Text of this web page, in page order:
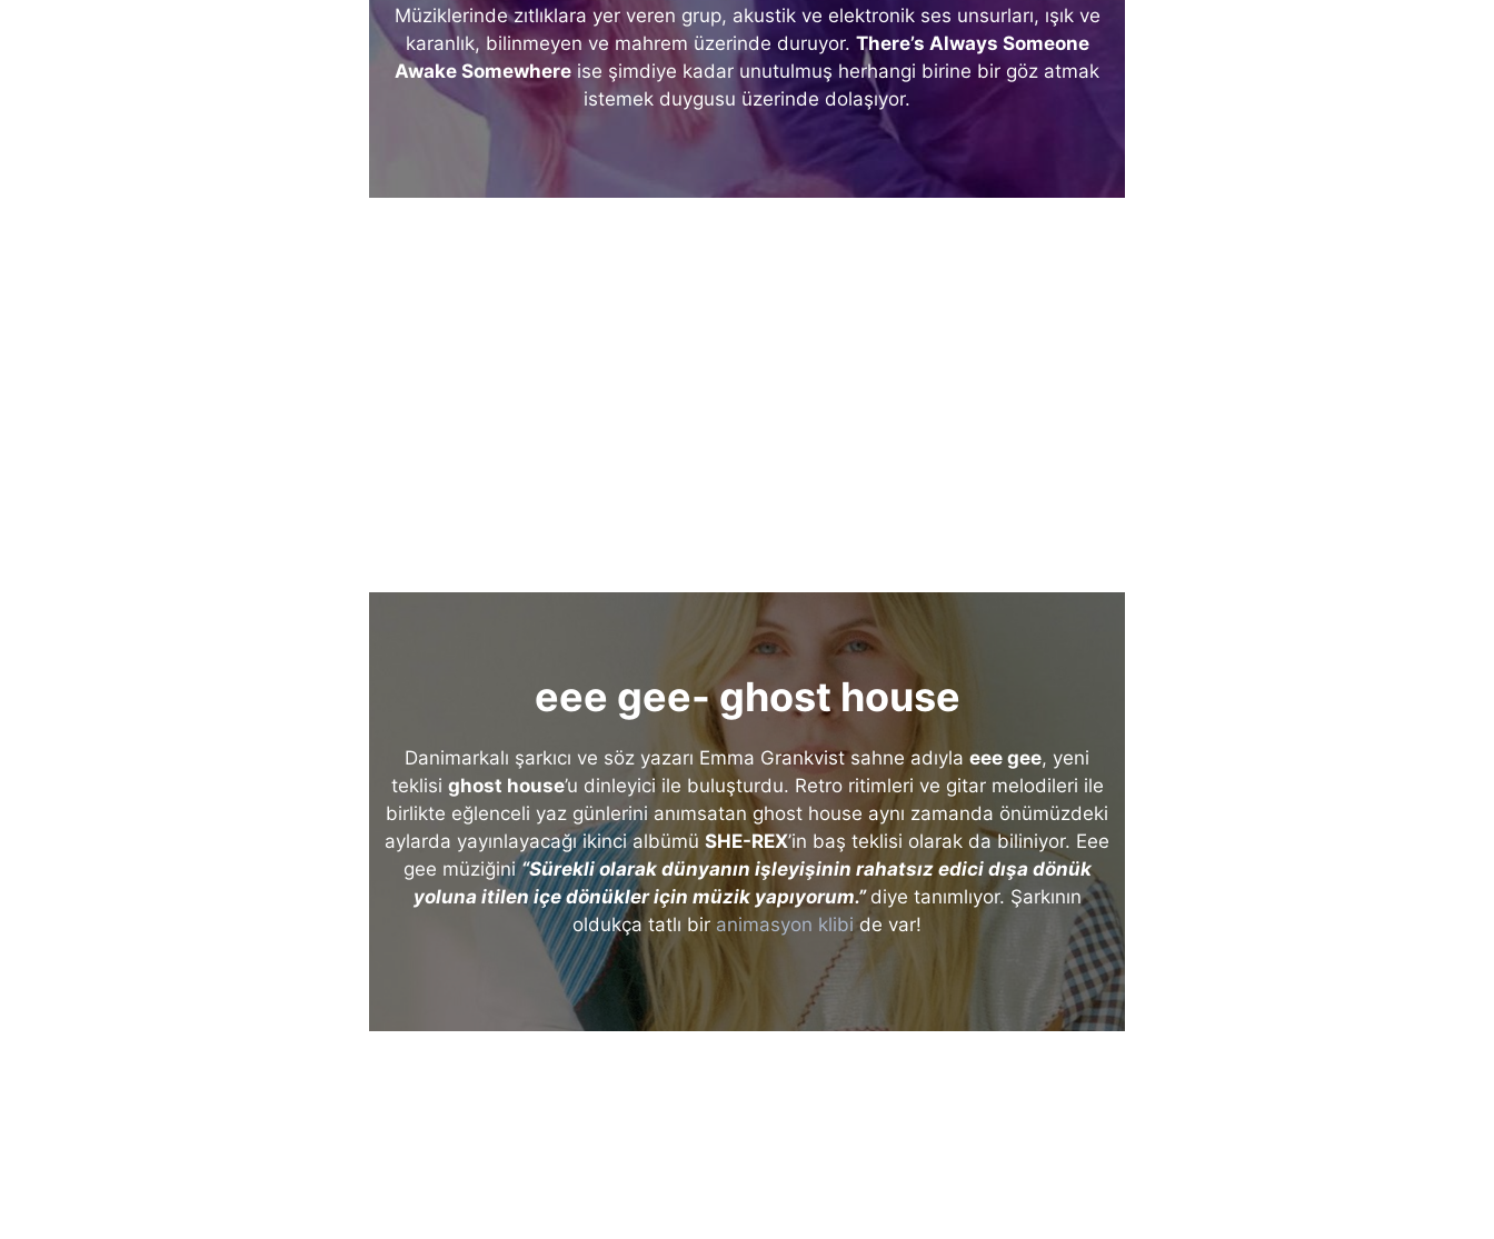
Müziklerinde zıtlıklara yer veren grup, akustik ve elektronik ses unsurları, ışık ve
karanlık, bilinmeyen ve mahrem üzerinde duruyor. There’s Always Someone
Awake Somewhere ise şimdiye kadar unutulmuş herhangi birine bir göz atmak
istemek duygusu üzerinde dolaşıyor.
eee gee- ghost house
Danimarkalı şarkıcı ve söz yazarı Emma Grankvist sahne adıyla eee gee, yeni
teklisi ghost house’u dinleyici ile buluşturdu. Retro ritimleri ve gitar melodileri ile
birlikte eğlenceli yaz günlerini anımsatan ghost house aynı zamanda önümüzdeki
aylarda yayınlayacağı ikinci albümü SHE-REX’in baş teklisi olarak da biliniyor. Eee
gee müziğini“Sürekli olarak dünyanın işleyişinin rahatsız edici dışa dönük
yoluna itilen içe dönükler için müzik yapıyorum.” diye tanımlıyor. Şarkının
oldukça tatlı bir animasyon klibi de var!